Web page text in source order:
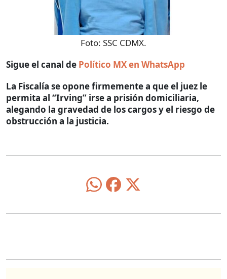
Foto: SSC CDMX.
Sigue el canal de Político MX en WhatsApp
La Fiscalía se opone firmemente a que el juez le
permita al “Irving” irse a prisión domiciliaria,
alegando la gravedad de los cargos y el riesgo de
obstrucción a la justicia.